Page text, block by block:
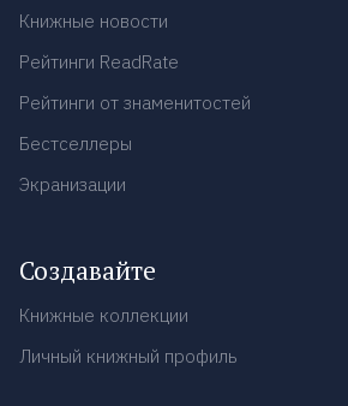
Книжные новости
Рейтинги ReadRate
Рейтинги от знаменитостей
Бестселлеры
Экранизации
Создавайте
Книжные коллекции
Личный книжный профиль